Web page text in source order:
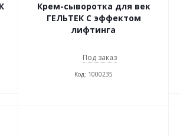
Крем-сыворотка для век
ГЕЛЬТЕК С эффектом
лифтинга
Под заказ
Код: 1000235